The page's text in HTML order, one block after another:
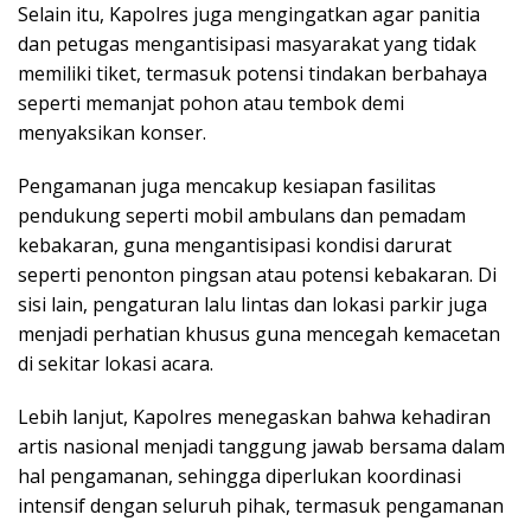
Selain itu, Kapolres juga mengingatkan agar panitia
dan petugas mengantisipasi masyarakat yang tidak
memiliki tiket, termasuk potensi tindakan berbahaya
seperti memanjat pohon atau tembok demi
menyaksikan konser.
Pengamanan juga mencakup kesiapan fasilitas
pendukung seperti mobil ambulans dan pemadam
kebakaran, guna mengantisipasi kondisi darurat
seperti penonton pingsan atau potensi kebakaran. Di
sisi lain, pengaturan lalu lintas dan lokasi parkir juga
menjadi perhatian khusus guna mencegah kemacetan
di sekitar lokasi acara.
Lebih lanjut, Kapolres menegaskan bahwa kehadiran
artis nasional menjadi tanggung jawab bersama dalam
hal pengamanan, sehingga diperlukan koordinasi
intensif dengan seluruh pihak, termasuk pengamanan